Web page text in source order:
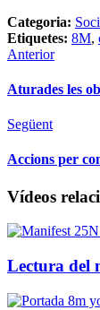
Categoria:
Etiquetes: 8M,
Anterior
Aturades les
Següent
Accions per
Vídeos
Lectura del